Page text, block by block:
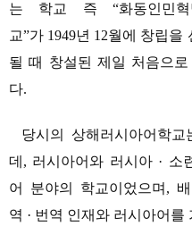
는 학교 즉 “화동인민혁
교”가 1949년 12월에 창립
될 때 창설된 제일 처음으로
다.
당시의 상해러시아어학
데, 러시아어와 러시아 · 소
어 분야의 학교이었으며,
역 · 번역 인재와 러시아어